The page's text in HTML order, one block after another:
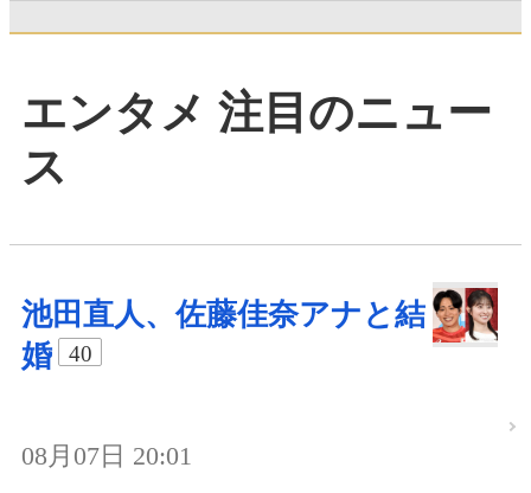
エンタメ 注目のニュー
ス
池田直人、佐藤佳奈アナと結
婚
40
08月07日 20:01